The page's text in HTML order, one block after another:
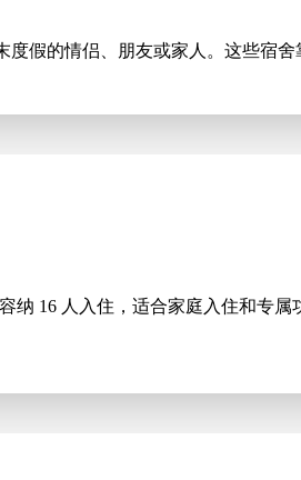
假的情侣、朋友或家人。这些宿舍
纳 16 人入住，适合家庭入住和专属